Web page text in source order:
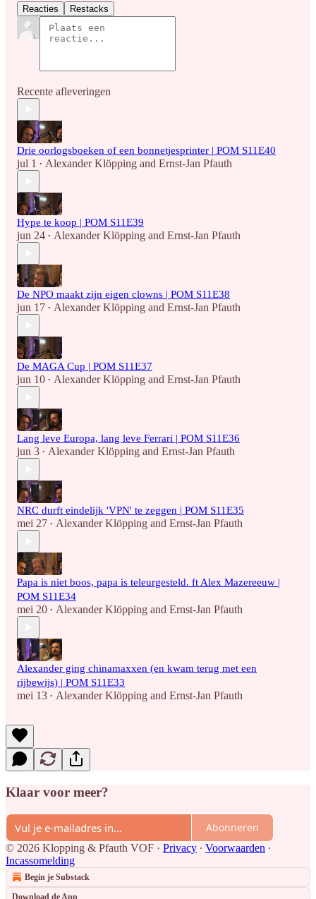
Reacties Restacks
Recente afleveringen
Drie oorlogsboeken of een bonnetjesprinter | POM S11E40
jul 1 • Alexander Klöpping and Ernst-Jan Pfauth
Hype te koop | POM S11E39
jun 24 • Alexander Klöpping and Ernst-Jan Pfauth
De NPO maakt zijn eigen clowns | POM S11E38
jun 17 • Alexander Klöpping and Ernst-Jan Pfauth
De MAGA Cup | POM S11E37
jun 10 • Alexander Klöpping and Ernst-Jan Pfauth
Lang leve Europa, lang leve Ferrari | POM S11E36
jun 3 • Alexander Klöpping and Ernst-Jan Pfauth
NRC durft eindelijk 'VPN' te zeggen | POM S11E35
mei 27 • Alexander Klöpping and Ernst-Jan Pfauth
Papa is niet boos, papa is teleurgesteld. ft Alex Mazereeuw |
POM S11E34
mei 20 • Alexander Klöpping and Ernst-Jan Pfauth
Alexander ging chinamaxxen (en kwam terug met een
rijbewijs) | POM S11E33
mei 13 • Alexander Klöpping and Ernst-Jan Pfauth
Klaar voor meer?
Abonneren
© 2026 Klopping & Pfauth VOF · Privacy ∙ Voorwaarden ∙
Incassomelding
Begin je Substack
Download de App